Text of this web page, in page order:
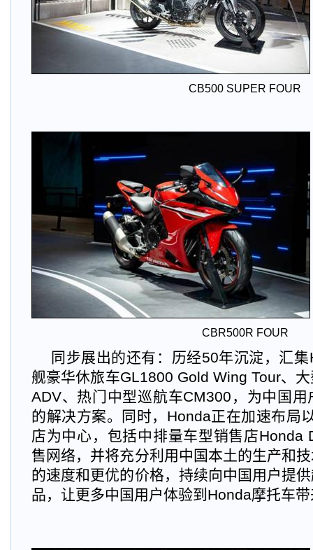
CB500 SUPER FOUR
CBR500R FOUR
同步展出的还有：历经50年沉淀，汇
舰豪华休旅车GL1800 Gold Wing Tour、
ADV、热门中型巡航车CM300，为中国
的解决方案。同时，Honda正在加速布局
店为中心，包括中排量车型销售店Honda
售网络，并将充分利用中国本土的生产和
的速度和更优的价格，持续向中国用户提
品，让更多中国用户体验到Honda摩托车